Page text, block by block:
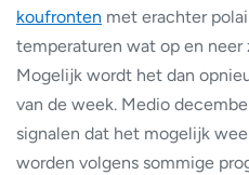
koufronten met erachter
temperaturen wat op en neer
Mogelijk wordt het dan
van de week. Medio
signalen dat het mogelijk
worden volgens sommige